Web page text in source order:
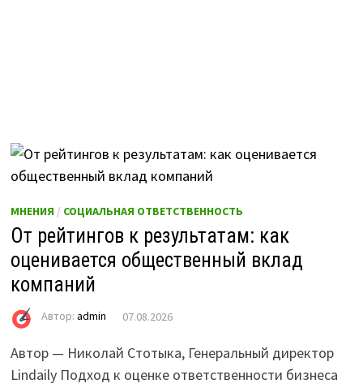
МНЕНИЯ / СОЦИАЛЬНАЯ ОТВЕТСТВЕННОСТЬ
От рейтингов к результатам: как
оценивается общественный вклад
компаний
Автор: admin 07.08.2026
Автор — Николай Стотыка, Генеральный директор
Lindaily Подход к оценке ответственности бизнеса